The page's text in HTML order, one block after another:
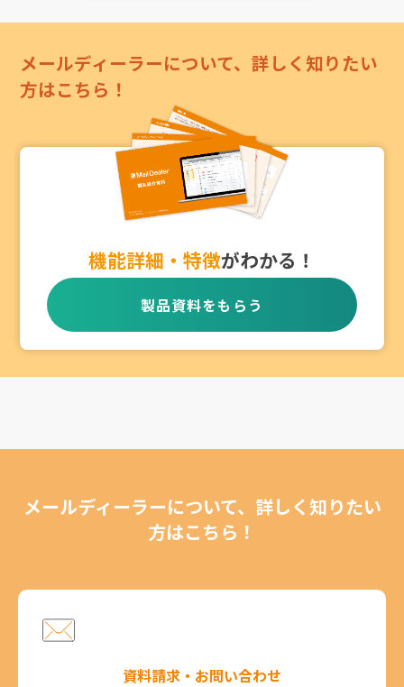
メールディーラーについて、詳しく知りたい
方はこちら！
機能詳細・特徴がわかる！
製品資料をもらう
メールディーラーについて、詳しく知りたい
方はこちら！
資料請求・お問い合わせ